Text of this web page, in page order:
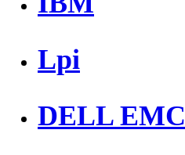
Lpi
DELL EMC